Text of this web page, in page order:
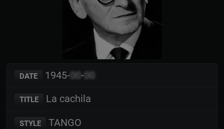
DATE 1945-00 -00
TITLE La cachila
STYLE TANGO